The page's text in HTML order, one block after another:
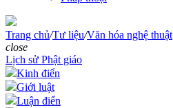
Trang chủ/Tư liệu/Văn hóa nghệ thuật
close
Lịch sử Phật giáo
Kinh điển
Giới luật
Luận điển